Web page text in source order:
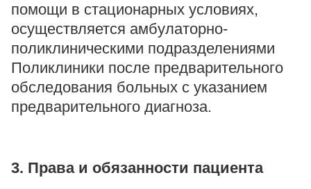
помощи в стационарных условиях,
осуществляется амбулаторно-
поликлиническими подразделениями
Поликлиники после предварительного
обследования больных с указанием
предварительного диагноза.
3. Права и обязанности пациента